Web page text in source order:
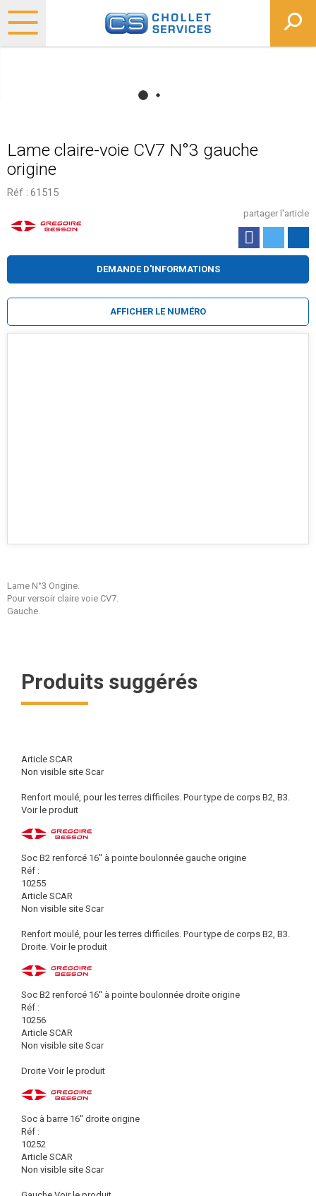
Lame claire-voie CV7 N°3 gauche
origine
Réf : 61515
partager l'article
Lame N°3 Origine.
Pour versoir claire voie CV7.
Gauche.
DEMANDE D'INFORMATIONS
AFFICHER LE NUMÉRO
Produits suggérés
Article SCAR
Non visible site Scar
Renfort moulé, pour les terres difficiles. Pour type de corps B2, B3.
Voir le produit
Soc B2 renforcé 16'' à pointe boulonnée gauche origine
Réf :
10255
Article SCAR
Non visible site Scar
Renfort moulé, pour les terres difficiles. Pour type de corps B2, B3.
Droite. Voir le produit
Soc B2 renforcé 16'' à pointe boulonnée droite origine
Réf :
10256
Article SCAR
Non visible site Scar
Droite Voir le produit
Soc à barre 16'' droite origine
Réf :
10252
Article SCAR
Non visible site Scar